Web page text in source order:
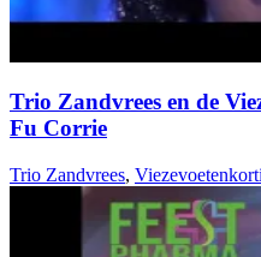
Trio Zandvrees en de
Fu Corrie
Trio Zandvrees,